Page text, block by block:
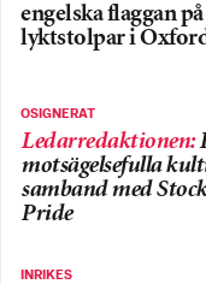
engelska flaggan på
lyktstolpar i
OSIGNERAT
Ledarredaktionen:
motsägelsefulla
samband med
Pride
INRIKES